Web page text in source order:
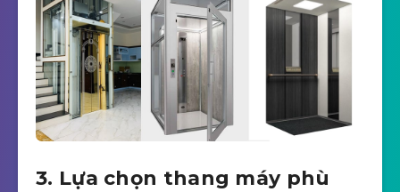
3. Lựa chọn thang máy phù